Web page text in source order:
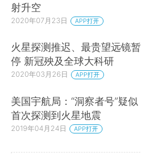
射升空
2020年07月23日 APP打开
火星探测推迟、最贵望远镜暂
停 新冠殃及全球大科研
2020年03月26日 APP打开
美国宇航局：“洞察者号”疑似
首次探测到火星地震
2019年04月24日 APP打开